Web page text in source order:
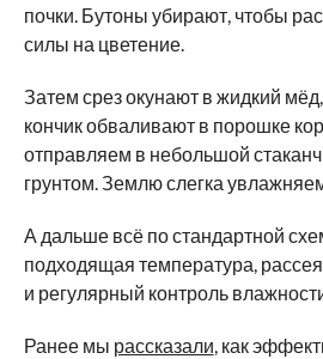
почки. Бутоны убирают, чтобы
силы на цветение.
Затем срез окунают в жидкий
кончик обваливают в порошке
отправляем в небольшой
грунтом. Землю слегка
А дальше всё по стандартной
подходящая температура,
и регулярный контроль
Ранее мы рассказали, как